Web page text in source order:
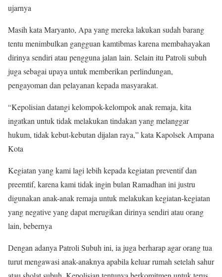
ujarnya
Masih kata Maryanto, Apa yang mereka lakukan sudah barang
tentu menimbulkan gangguan kamtibmas karena membahayakan
dirinya sendiri atau pengguna jalan lain. Selain itu Patroli subuh
juga sebagai upaya untuk memberikan perlindungan,
pengayoman dan pelayanan kepada masyarakat.
“Kepolisian datangi kelompok-kelompok anak remaja, kita
ingatkan untuk tidak melakukan tindakan yang melanggar
hukum, tidak kebut-kebutan dijalan raya,” kata Kapolsek Ampana
Kota
Kegiatan yang kami lagi lebih kepada kegiatan preventif dan
preemtif, karena kami tidak ingin bulan Ramadhan ini justru
digunakan anak-anak remaja untuk melakukan kegiatan-kegiatan
yang negative yang dapat merugikan dirinya sendiri atau orang
lain, bebernya
Dengan adanya Patroli Subuh ini, ia juga berharap agar orang tua
turut mengawasi anak-anaknya apabila keluar rumah setelah sahur